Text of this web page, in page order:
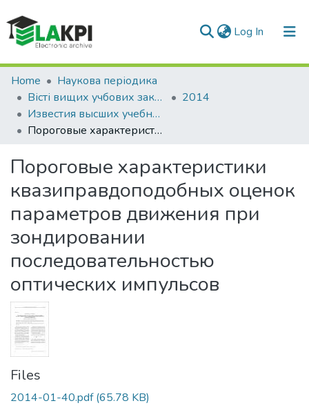
Log In (current)
Communities & Collections
All of DSpace
Statistics
Home
Наукова періодика
Вісті вищих учбових закладів. Радіоелектроніка
2014
Известия высших учебных заведений. Радиоэлектроника: международный ежемесячный научно-технический журнал, Т. 57, № 1 (619)
Пороговые характеристики квазиправдоподобных оценок параметров движения при зондировании последовательностью оптических импульсов
Пороговые характеристики
квазиправдоподобных оценок
параметров движения при
зондировании
последовательностью
оптических импульсов
Files
2014-01-40.pdf(65.78 KB)